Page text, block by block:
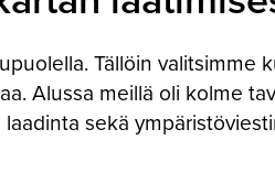
Tällöin valitsimme
Alussa meillä oli kolme
sekä